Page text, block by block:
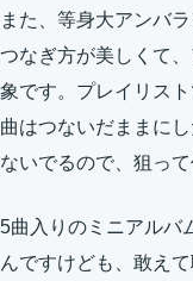
また、等身大アンバ
つなぎ方が美しくて
象です。プレイリス
曲はつないだままに
ないでるので、狙っ
5曲入りのミニアルバ
んですけども、敢え